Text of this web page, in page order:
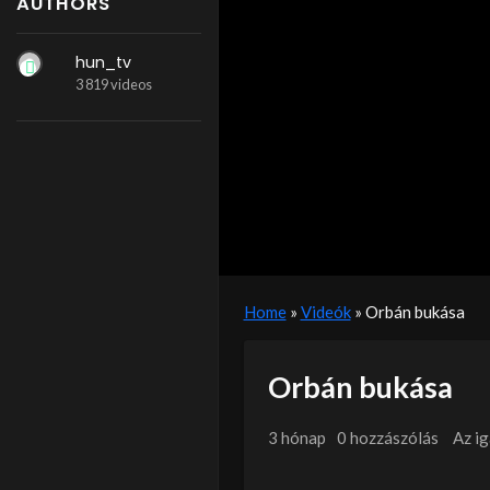
hun_tv
3 819 videos
Home» Videók» Orbán bukása
Orbán bukása
3 hónap 0 hozzászólás Az